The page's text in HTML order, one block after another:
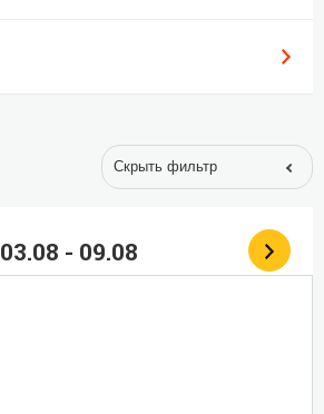
Скрыть фильтр
03.08 - 09.08